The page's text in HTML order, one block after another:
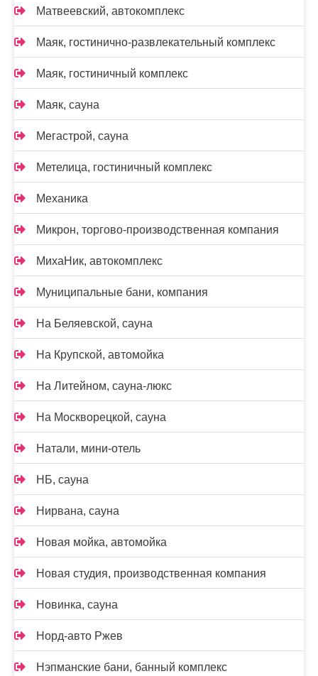
Матвеевский, автокомплекс
Маяк, гостинично-развлекательный комплекс
Маяк, гостиничный комплекс
Маяк, сауна
Мегастрой, сауна
Метелица, гостиничный комплекс
Механика
Микрон, торгово-производственная компания
МихаНик, автокомплекс
Муниципальные бани, компания
На Беляевской, сауна
На Крупской, автомойка
На Литейном, сауна-люкс
На Москворецкой, сауна
Натали, мини-отель
НБ, сауна
Нирвана, сауна
Новая мойка, автомойка
Новая студия, производственная компания
Новинка, сауна
Норд-авто Ржев
Нэпманские бани, банный комплекс